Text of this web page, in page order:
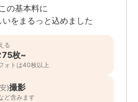
この基本料に
をまるっと込めました
る
75枚~
ォトは40枚以上
)撮影
ど含みます